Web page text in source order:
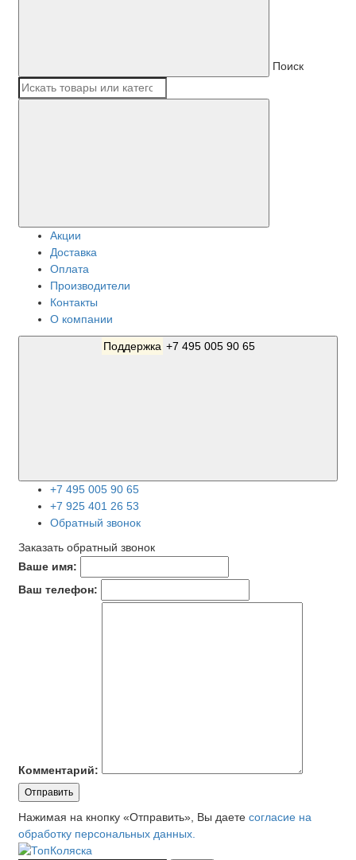
Поиск
Акции
Доставка
Оплата
Производители
Контакты
О компании
Поддержка +7 495 005 90 65
+7 495 005 90 65
+7 925 401 26 53
Обратный звонок
Заказать обратный звонок
Ваше имя:
Ваш телефон:
Комментарий:
Отправить
Нажимая на кнопку «Отправить», Вы даете согласие на
обработку персональных данных.